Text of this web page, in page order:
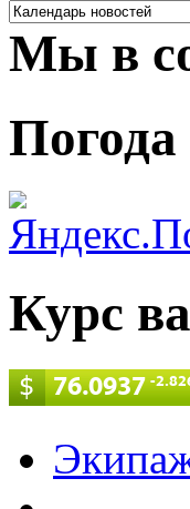
Мы в
Погода
Курс